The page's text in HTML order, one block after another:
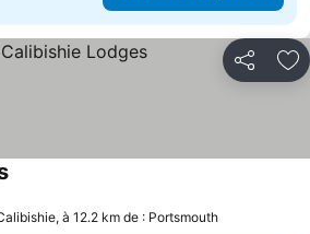
Partager
à 12.2 km de : Portsmouth